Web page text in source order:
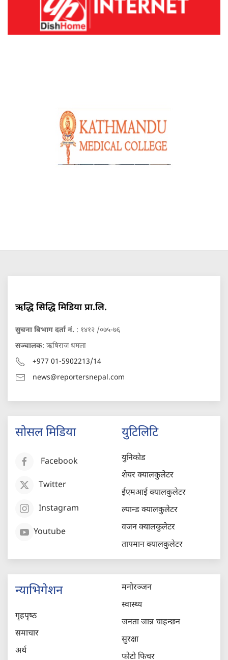
ऋद्धि सिद्धि मिडिया प्रा.लि.
सुचना बिभाग दर्ता नं. : १४१२ /०७५-७६
सञ्चालक: ऋषिराज धमला
+977 01-5902213/14
news@reportersnepal.com
सोसल मिडिया
Facebook
Twitter
Instagram
Youtube
युटिलिटि
युनिकोड
शेयर क्यालकुलेटर
ईएमआई क्यालकुलेटर
ल्यान्ड क्यालकुलेटर
वजन क्यालकुलेटर
तापमान क्यालकुलेटर
न्याभिगेशन
गृहपृष्‍ठ
समाचार
अर्थ
मनोरञ्जन
स्वास्थ्य
जनता जान्न चाहन्छन
सुरक्षा
फोटो फिचर